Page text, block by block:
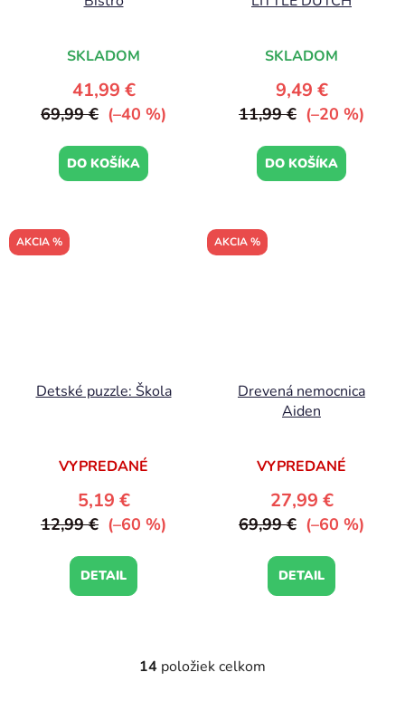
SKLADOM
41,99 €
69,99 € (–40 %)
DO KOŠÍKA
SKLADOM
9,49 €
11,99 € (–20 %)
DO KOŠÍKA
AKCIA %
Detské puzzle: Škola
VYPREDANÉ
5,19 €
12,99 € (–60 %)
DETAIL
AKCIA %
Drevená nemocnica
Aiden
VYPREDANÉ
27,99 €
69,99 € (–60 %)
DETAIL
O
14 položiek celkom